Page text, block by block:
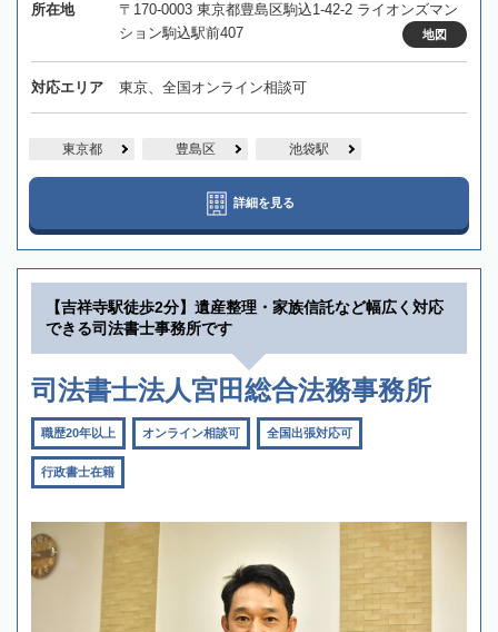
所在地
〒170-0003 東京都豊島区駒込1-42-2 ライオンズマン
ション駒込駅前407
地図
対応エリア 東京、全国オンライン相談可
東京都 豊島区 池袋駅
詳細を見る
【吉祥寺駅徒歩2分】遺産整理・家族信託など幅広く対応
できる司法書士事務所です
司法書士法人宮田総合法務事務所
職歴20年以上 オンライン相談可 全国出張対応可
行政書士在籍